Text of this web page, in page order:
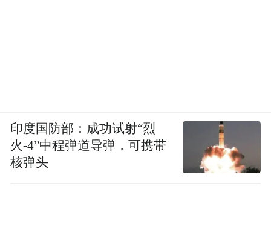
卧室增加了屋主需要的梳妆、学习等实用功
能，背景墙部分去除原有的老气装饰，沿用
屋主喜欢的深绿色系。
印度国防部：成功试射“烈
火-4”中程弹道导弹，可携带
核弹头